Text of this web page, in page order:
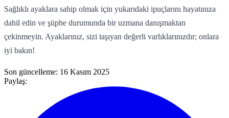
Sağlıklı ayaklara sahip olmak için yukarıdaki ipuçlarını hayatınıza
dahil edin ve şüphe durumunda bir uzmana danışmaktan
çekinmeyin. Ayaklarınız, sizi taşıyan değerli varlıklarınızdır; onlara
iyi bakın!
Son güncelleme: 16 Kasım 2025
Paylaş: